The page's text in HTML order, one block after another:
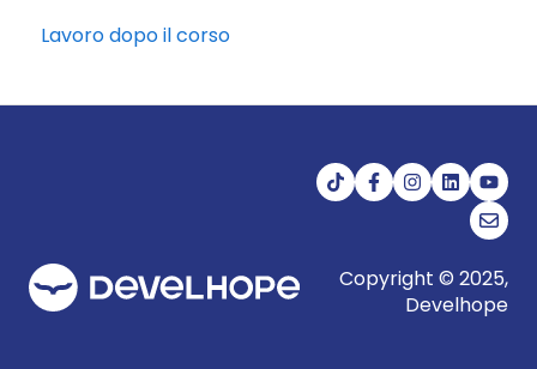
Lavoro dopo il corso
Copyright © 2025,
Develhope